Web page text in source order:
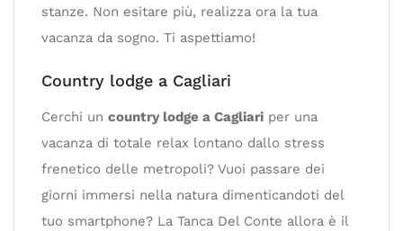
stanze. Non esitare più, realizza ora la tua
vacanza da sogno. Ti aspettiamo!
Country lodge a Cagliari
Cerchi un country lodge a Cagliari per una
vacanza di totale relax lontano dallo stress
frenetico delle metropoli? Vuoi passare dei
giorni immersi nella natura dimenticandoti del
tuo smartphone? La Tanca Del Conte allora è il